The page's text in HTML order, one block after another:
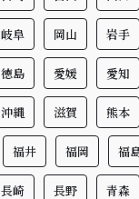
岐阜 岡山 岩手
徳島 愛媛 愛知
沖縄 滋賀 熊本
福井 福岡 福
長崎 長野 青森